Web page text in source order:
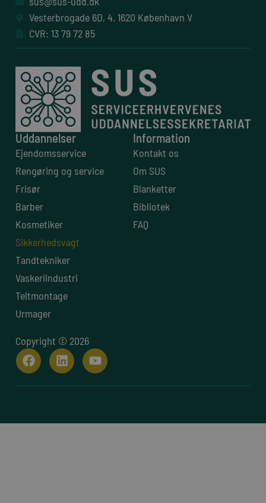
Vesterbrogade 6D, 4. 1620 København V
CVR: 13 79 72 85
Uddannelser
Ejendomsservice
Rengøring og service
Frisør
Barber
Kosmetiker
Sikkerhedsvagt
Tandtekniker
Vaskeriindustri
Teltmontage
Urmager
Information
Kontakt os
Om SUS
Blanketter
Bibliotek
FAQ
Copyright © 2026